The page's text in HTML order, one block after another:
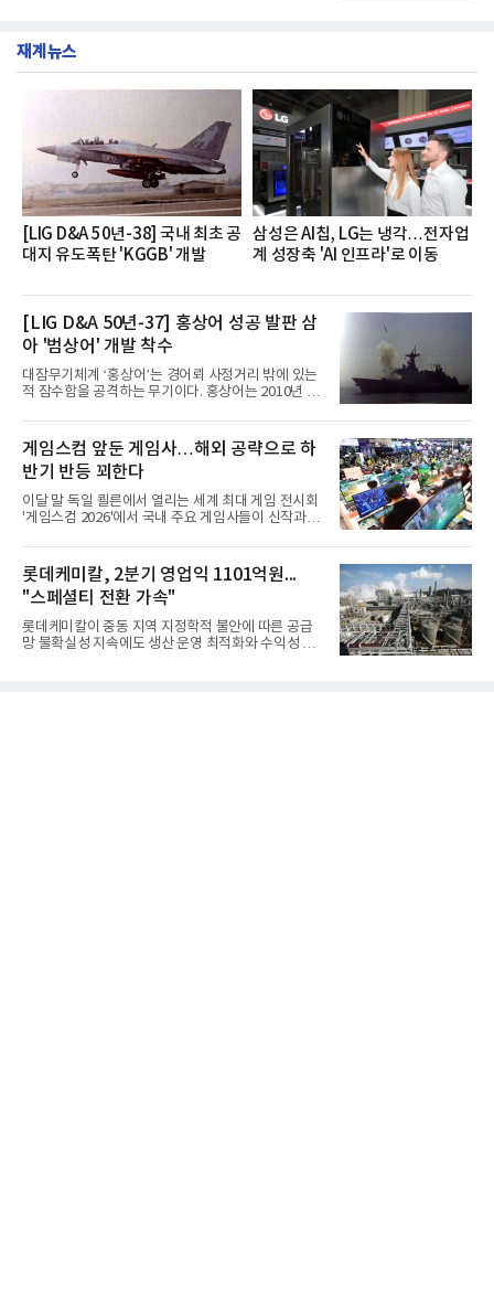
서도
영지원부 홍보팀과 2026년 새로이(e)＊가 공동 주관
쳐 진행됐다.참고로 새로이(e)는 NH농협캐피탈 MZ
세대들로(과장~계장) 구성된 자율 참여조직으로, 조
직문화 혁신과 업무 효율성 향상을 위한 다양한 활동
을 추진하며,새로운 변화와 이로운 영향력을 조직전
반에 전파하는 역할
재계뉴스
[LIG D&A 50년-38] 국내 최초 공
대지 유도폭탄 'KGGB' 개발
삼성은 AI칩, LG는 냉각…전자업
계 성장축 'AI 인프라'로 이동
[LIG D&A 50년-37] 홍상어 성공 발판 삼
아 '범상어' 개발 착수
대잠무기체계 ‘홍상어’는 경어뢰 사정거리 밖에 있는
적 잠수함을 공격하는 무기이다. 홍상어는 2010년 넥
이뤄졌다. 이후 2012년 한국형 구축함(KDX-1) 이상
의 함정에 실전 배치됐다.그해 7월 해군은 동해상에서
성능 검증을 위해 홍상어 시험발사를 실시했다. 이때
홍상어가 목표 지점에서 입수한 후 표적을 타격하지
못하고 물속에서 멈춰버리는 예상 밖의 일이 벌어졌
다. 2차 품질확인 사격 시험에서도 만족스러운 결과를
얻지 못했다. 완벽한 신뢰성 확보를 위해 LIG넥스원은
분야를
게임스컴 앞둔 게임사…해외 공략으로 하
반기 반등 꾀한다
이달 말 독일 쾰른에서 열리는 세계 최대 게임 전시회
'게임스컴 2026'에서 국내 주요 게임사들이 신작과 글
체별로 엇갈린 가운데 하반기 신작 흥행과 해외 시장
성과가 실적을 좌우할 핵심 변수로 떠오르고 있다.8일
업계에 따르면 올해 상반기 게임업계는 기업별 성적
표가 크게 갈렸다. 대표적으로 크래프톤은 'PUBG: 배
틀그라운드'의 안정적인 성장에 힘입어 상반기 연결
기준 매출 2조6616억원, 영업이익 9725억원으로 역
대 최대 실적을 기록했다. 엔씨도 올해 출시한 '아이온
롯데케미칼, 2분기 영업익 1101억원...
"스페셜티 전환 가속"
롯데케미칼이 중동 지역 지정학적 불안에 따른 공급
망 불확실성 지속에도 생산 운영 최적화와 수익성 중